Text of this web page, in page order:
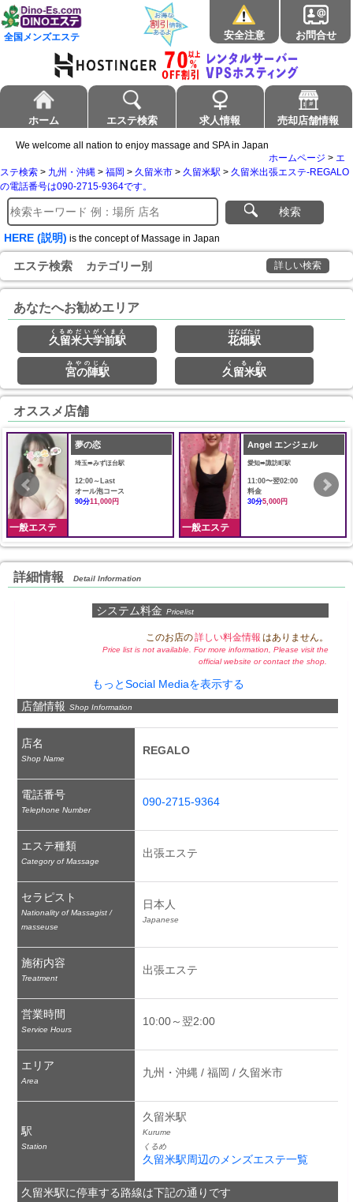
全国メンズエステ 安全注意 お問合せ
ホーム エステ検索 求人情報 売却店舗情報
We welcome all nation to enjoy massage and SPA in Japan
ホームページ > エ
ステ検索 > 九州・沖縄 > 福岡 > 久留米市 > 久留米駅 > 久留米出張エステ-REGALO
の電話番号は090-2715-9364です。
検索
HERE (説明) is the concept of Massage in Japan
エステ検索 カテゴリー別 詳しい検索
あなたへお勧めエリア
久留米大学前駅
くるめだいがくまえ
花畑駅
はなばたけ
宮の陣駅
みやのじん
久留米駅
くるめ
オススメ店舗
一般エステ
夢の恋
埼玉➠みずほ台駅
12:00～Last
オール泡コース
90分11,000円
一般エステ
Angel エンジェル
愛知➠諏訪町駅
11:00〜翌02:00
料金
30分5,000円
詳細情報 Detail Information
システム料金 Pricelist
このお店の詳しい料金情報 はありません。
Price list is not available. For more information, Please visit the
official website or contact the shop.
もっとSocial Mediaを表示する
店舗情報 Shop Information
店名
Shop Name
REGALO
電話番号
Telephone Number
090-2715-9364
エステ種類
Category of Massage
出張エステ
セラピスト
Nationality of Massagist /
masseuse
日本人
Japanese
施術内容
Treatment
出張エステ
営業時間
Service Hours
10:00～翌2:00
エリア
Area
九州・沖縄 / 福岡 / 久留米市
駅
Station
久留米駅
Kurume
くるめ
久留米駅周辺のメンズエステ一覧
久留米駅に停車する路線は下記の通りです